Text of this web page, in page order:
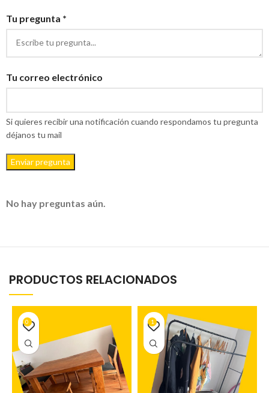
Tu pregunta *
Tu correo electrónico
Si quieres recibir una notificación cuando respondamos tu pregunta
déjanos tu mail
Enviar pregunta
No hay preguntas aún.
PRODUCTOS RELACIONADOS
0 1